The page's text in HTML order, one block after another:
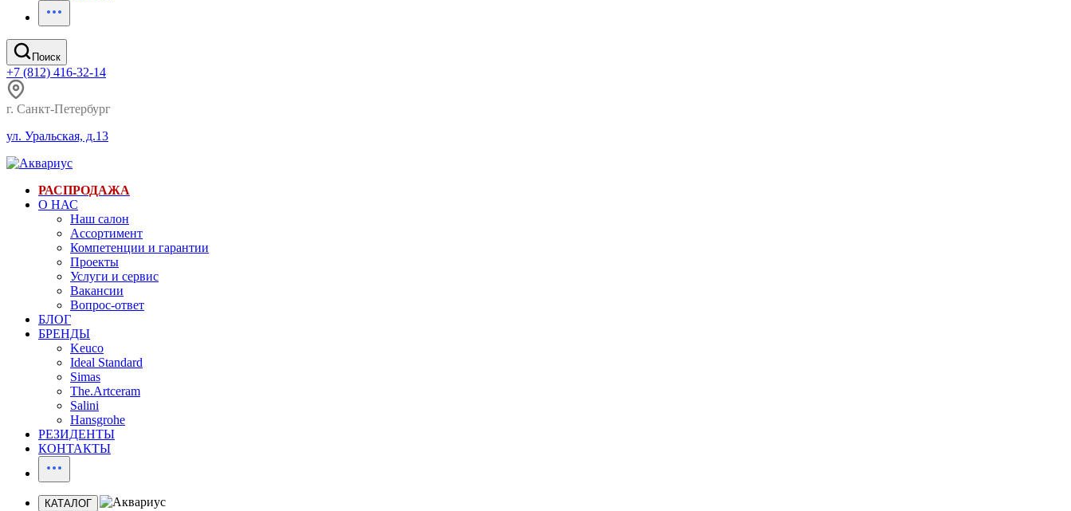
Поиск
+7 (812) 416-32-14
г. Санкт-Петербург
ул. Уральская, д.13
РАСПРОДАЖА
О НАС
Наш салон
Ассортимент
Компетенции и гарантии
Проекты
Услуги и сервис
Вакансии
Вопрос-ответ
БЛОГ
БРЕНДЫ
Keuco
Ideal Standard
Simas
The.Artceram
Salini
Hansgrohe
РЕЗИДЕНТЫ
КОНТАКТЫ
КАТАЛОГ